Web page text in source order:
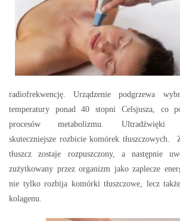
radiofrekwencję. Urządzenie podgrzewa
temperatury ponad 40 stopni Celsjusza, co
procesów metabolizmu. Ultradźwięki
skuteczniejsze rozbicie komórek tłuszczowych.
tłuszcz zostaje rozpuszczony, a następnie
zużytkowany przez organizm jako zaplecze
nie tylko rozbija komórki tłuszczowe, lecz
kolagenu.